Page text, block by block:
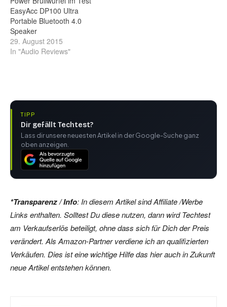
EasyAcc DP100 Ultra
Portable Bluetooth 4.0
Speaker
29. August 2015
In "Audio Reviews"
TIPP
Dir gefällt Techtest?
Lass dir unsere neuesten Artikel in der Google-Suche ganz
oben anzeigen.
*Transparenz / Info: In diesem Artikel sind Affiliate /Werbe
Links enthalten. Solltest Du diese nutzen, dann wird Techtest
am Verkaufserlös beteiligt, ohne dass sich für Dich der Preis
verändert. Als Amazon-Partner verdiene ich an qualifizierten
Verkäufen. Dies ist eine wichtige Hilfe das hier auch in Zukunft
neue Artikel entstehen können.